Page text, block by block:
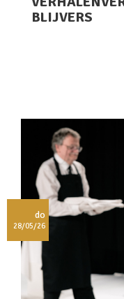
BLIJVERS
do
28/05/26